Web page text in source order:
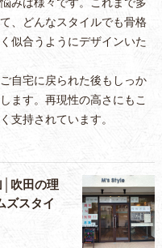
、どんなスタイルでも骨格
似合うようにデザインいた
自宅に戻られた後もしっか
ます。再現性の高さにもこ
支持されています。
│吹田の理
ズスタイ